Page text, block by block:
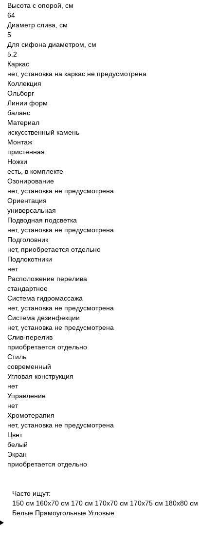
Высота с опорой, см
64
Диаметр слива, см
5
Для сифона диаметром, см
5.2
Каркас
нет, установка на каркас не предусмотрена
Коллекция
Ольборг
Линии форм
баланс
Материал
искусственный камень
Монтаж
пристенная
Ножки
есть, в комплекте
Озонирование
нет, установка не предусмотрена
Ориентация
универсальная
Подводная подсветка
нет, установка не предусмотрена
Подголовник
нет, приобретается отдельно
Подлокотники
нет
Расположение перелива
стандартное
Система гидромассажа
нет, установка не предусмотрена
Система дезинфекции
нет, установка не предусмотрена
Слив-перелив
приобретается отдельно
Стиль
современный
Угловая конструкция
нет
Управление
нет
Хромотерапия
нет, установка не предусмотрена
Цвет
белый
Экран
приобретается отдельно
Часто ищут:
150 см 160х70 см 170 см 170х70 см 170х75 см 180х80 см
Белые Прямоугольные Угловые